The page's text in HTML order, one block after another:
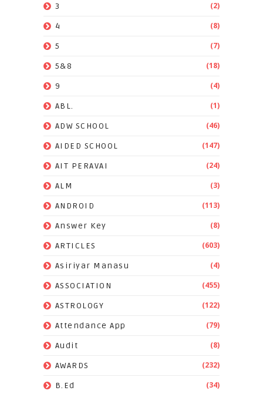
3 (2)
4 (8)
5 (7)
5&8 (18)
9 (4)
ABL. (1)
ADW SCHOOL (46)
AIDED SCHOOL (147)
AIT PERAVAI (24)
ALM (3)
ANDROID (113)
Answer Key (8)
ARTICLES (603)
Asiriyar Manasu (4)
ASSOCIATION (455)
ASTROLOGY (122)
Attendance App (79)
Audit (8)
AWARDS (232)
B.Ed (34)